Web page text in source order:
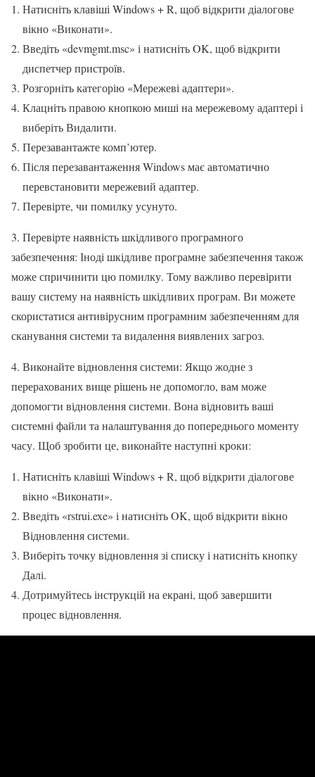
Натисніть клавіші Windows + R, щоб відкрити діалогове
вікно «Виконати».
Введіть «devmgmt.msc» і натисніть OK, щоб відкрити
диспетчер пристроїв.
Розгорніть категорію «Мережеві адаптери».
Клацніть правою кнопкою миші на мережевому адаптері і
виберіть Видалити.
Перезавантажте комп’ютер.
Після перезавантаження Windows має автоматично
перевстановити мережевий адаптер.
Перевірте, чи помилку усунуто.
3. Перевірте наявність шкідливого програмного
забезпечення: Іноді шкідливе програмне забезпечення також
може спричинити цю помилку. Тому важливо перевірити
вашу систему на наявність шкідливих програм. Ви можете
скористатися антивірусним програмним забезпеченням для
сканування системи та видалення виявлених загроз.
4. Виконайте відновлення системи: Якщо жодне з
перерахованих вище рішень не допомогло, вам може
допомогти відновлення системи. Вона відновить ваші
системні файли та налаштування до попереднього моменту
часу. Щоб зробити це, виконайте наступні кроки:
Натисніть клавіші Windows + R, щоб відкрити діалогове
вікно «Виконати».
Введіть «rstrui.exe» і натисніть OK, щоб відкрити вікно
Відновлення системи.
Виберіть точку відновлення зі списку і натисніть кнопку
Далі.
Дотримуйтесь інструкцій на екрані, щоб завершити
процес відновлення.